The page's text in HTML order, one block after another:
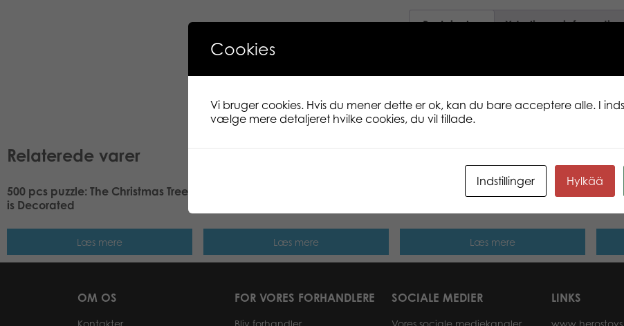
Beskrivelse Yderligere information
Welcome to the jungle! This colourful
Relaterede varer
500 pcs puzzle: The Christmas Tree
is Decorated
Læs mere Læs mere
500 pcs puzzle: Sicily Italy​
Læs mere
OM OS FOR VORES FORHANDLERE SOCIALE MEDIER LINKS
Cookies
Vi bruger cookies. Hvis du mener dette er ok, kan du bare acceptere alle. I
vælge mere detaljeret hvilke cookies, du vil tillade.
Indstillinger Hylkää